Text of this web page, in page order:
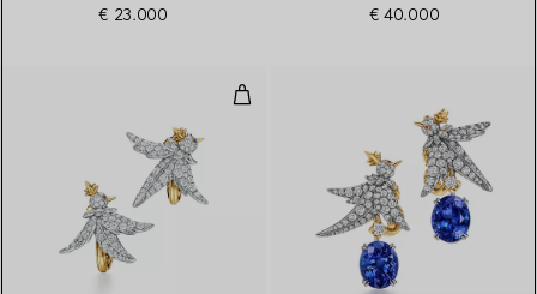
€ 23.000 € 40.000
Boucles d'oreilles Bird en